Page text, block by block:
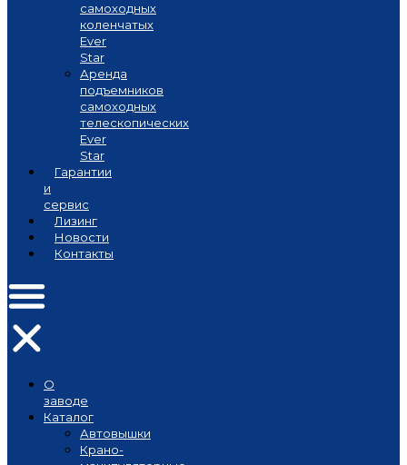
самоходных
коленчатых
Ever
Star
Аренда
подъемников
самоходных
телескопических
Ever
Star
Гарантии
и
сервис
Лизинг
Новости
Контакты
О
заводе
Каталог
Автовышки
Крано-